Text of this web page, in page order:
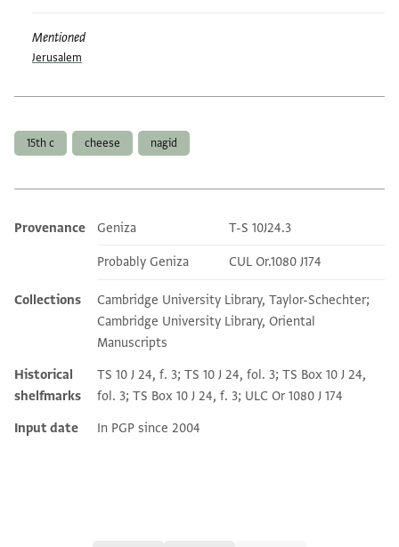
Mentioned
Jerusalem
15th c cheese nagid
Additional metadata
Provenance Geniza T-S 10J24.3
Probably Geniza CUL Or.1080 J174
Collections
Cambridge University Library, Taylor-Schechter;
Cambridge University Library, Oriental
Manuscripts
Historical
shelfmarks
TS 10 J 24, f. 3; TS 10 J 24, fol. 3; TS Box 10 J 24,
fol. 3; TS Box 10 J 24, f. 3; ULC Or 1080 J 174
Input date
In PGP since 2004